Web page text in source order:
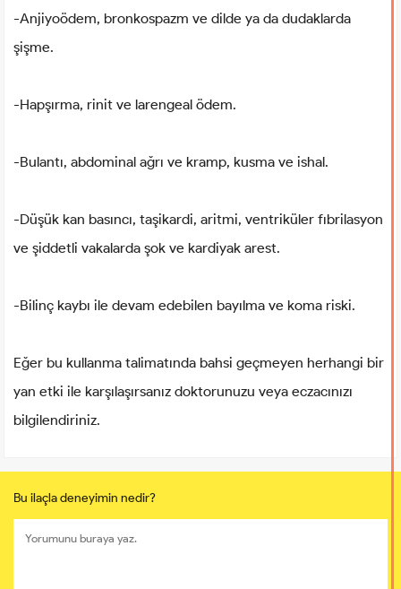
-Anjiyoödem, bronkospazm ve dilde ya da dudaklarda
şişme.
-Hapşırma, rinit ve larengeal ödem.
-Bulantı, abdominal ağrı ve kramp, kusma ve ishal.
-Düşük kan basıncı, taşikardi, aritmi, ventriküler fıbrilasyon
ve şiddetli vakalarda şok ve kardiyak arest.
-Bilinç kaybı ile devam edebilen bayılma ve koma riski.
Eğer bu kullanma talimatında bahsi geçmeyen herhangi bir
yan etki ile karşılaşırsanız doktorunuzu veya eczacınızı
bilgilendiriniz.
Bu ilaçla deneyimin nedir?